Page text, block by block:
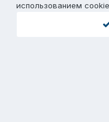
использованием